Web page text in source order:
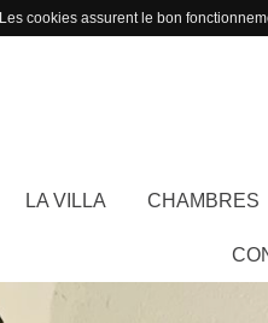
Les cookies assurent le bon
LA VILLA CHAMBRES